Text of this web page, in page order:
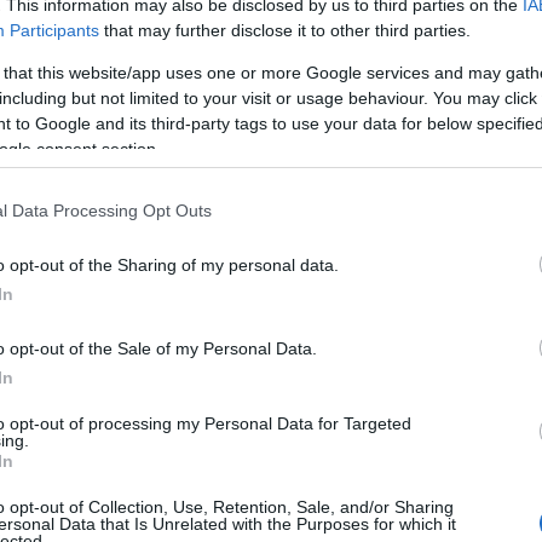
This information may also be disclosed by us to third parties on the
Participants that may further disclose it to other third parties.
that this website/app uses one or more Google services and may
but not limited to your visit or usage behaviour. You may
to Google and its third-party tags to use your data for below
consent section.
Data Processing Opt Outs
opt-out of the Sharing of my personal data.
opt-out of the Sale of my Personal Data.
opt-out of processing my Personal Data for Targeted
opt-out of Collection, Use, Retention, Sale, and/or Sharing
Data that Is Unrelated with the Purposes for which it
Υπεύθυνος κουζίνας βασάνιζε
μαθητή της Σχολής Τουριστικών
Επαγγελμάτων - Τον έκαιγε με λάδι
και καυτά σκεύη
LIFESTYLE
την ώρα που μαγείρευε
LIFESTYLE